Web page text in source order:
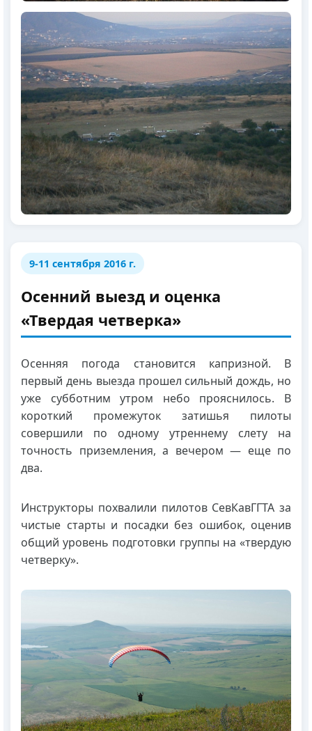
9-11 сентября 2016 г.
Осенний выезд и оценка
«Твердая четверка»
Осенняя погода становится капризной. В
первый день выезда прошел сильный дождь, но
уже субботним утром небо прояснилось. В
короткий промежуток затишья пилоты
совершили по одному утреннему слету на
точность приземления, а вечером — еще по
два.
Инструкторы похвалили пилотов СевКавГГТА за
чистые старты и посадки без ошибок, оценив
общий уровень подготовки группы на «твердую
четверку».